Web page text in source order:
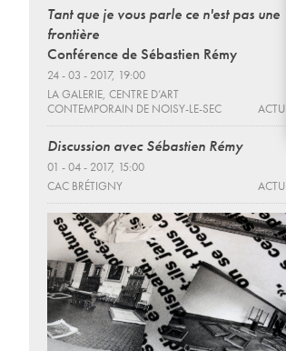
Tant que je vous parle ce n'est pas une
frontière
Conférence de Sébastien Rémy
24 - 03 - 2017, 19:00
LA GALERIE, CENTRE D’ART
CONTEMPORAIN DE NOISY-LE-SEC
ACTU
Discussion avec Sébastien Rémy
01 - 04 - 2017, 15:00
CAC BRÉTIGNY
ACTU